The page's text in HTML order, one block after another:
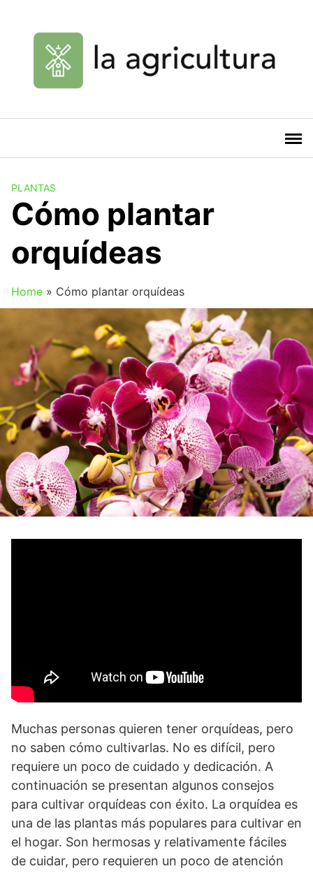
contenido
PLANTAS
Cómo plantar
orquídeas
Home » Cómo plantar orquídeas
Muchas personas quieren tener orquídeas, pero
no saben cómo cultivarlas. No es difícil, pero
requiere un poco de cuidado y dedicación. A
continuación se presentan algunos consejos
para cultivar orquídeas con éxito. La orquídea es
una de las plantas más populares para cultivar en
el hogar. Son hermosas y relativamente fáciles
de cuidar, pero requieren un poco de atención